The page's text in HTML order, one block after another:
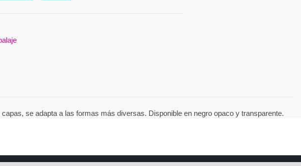
se adapta a las formas más diversas. Disponible en negro opaco y transparente.